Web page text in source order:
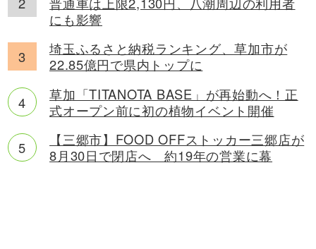
にも影響
埼玉ふるさと納税ランキング、草加市が
22.85億円で県内トップに
草加「TITANOTA BASE」が再始動へ！正
式オープン前に初の植物イベント開催
【三郷市】FOOD OFFストッカー三郷店が
8月30日で閉店へ 約19年の営業に幕